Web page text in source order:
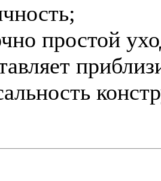
простой